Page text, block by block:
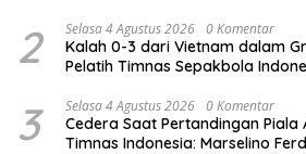
2 Selasa 4 Agustus 2026 0 Komentar
Kalah 0-3 dari Vietnam dalam
Pelatih Timnas Sepakbola
3 Selasa 4 Agustus 2026 0 Komentar
Cedera Saat Pertandingan Piala
Timnas Indonesia: Marselino